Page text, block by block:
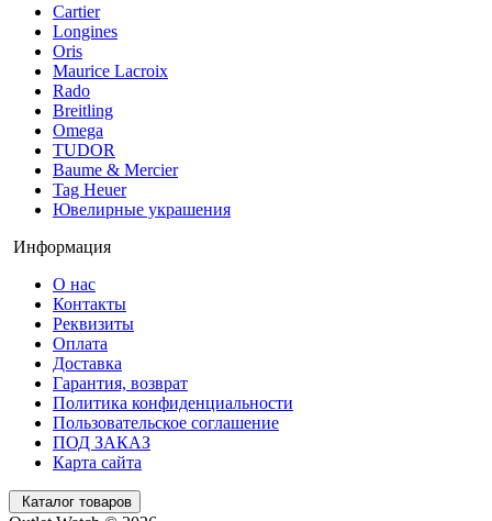
Cartier
Longines
Oris
Maurice Lacroix
Rado
Breitling
Omega
TUDOR
Baume & Mercier
Tag Heuer
Ювелирные украшения
Информация
О нас
Контакты
Реквизиты
Оплата
Доставка
Гарантия, возврат
Политика конфиденциальности
Пользовательское соглашение
ПОД ЗАКАЗ
Карта сайта
Каталог товаров